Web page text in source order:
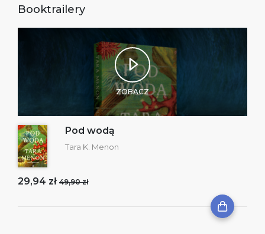
Booktrailery
ZOBACZ
Pod wodą
Tara K. Menon
29,94 zł 49,90 zł